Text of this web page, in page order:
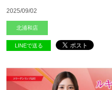
2025/09/02
北浦和店
LINEで送る